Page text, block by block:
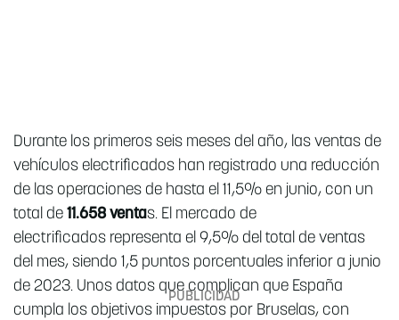
Durante los primeros seis meses del año, las ventas de
vehículos electrificados han registrado una reducción
de las operaciones de hasta el 11,5% en junio, con un
total de 11.658 ventas. El mercado de
electrificados representa el 9,5% del total de ventas
del mes, siendo 1,5 puntos porcentuales inferior a junio
de 2023. Unos datos que complican que España
cumpla los objetivos impuestos por Bruselas, con